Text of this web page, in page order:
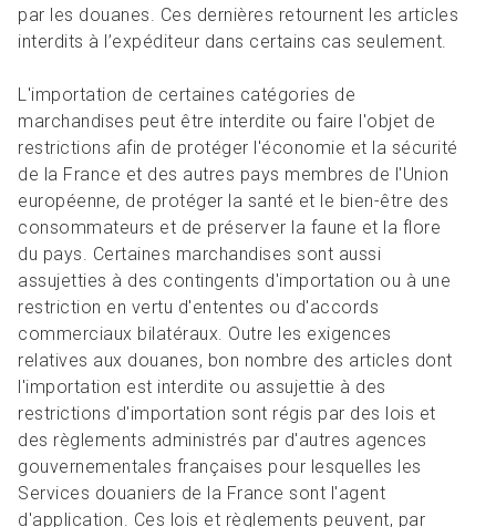
par les douanes. Ces dernières retournent les articles
interdits à l’expéditeur dans certains cas seulement.
L'importation de certaines catégories de
marchandises peut être interdite ou faire l'objet de
restrictions afin de protéger l'économie et la sécurité
de la France et des autres pays membres de l'Union
européenne, de protéger la santé et le bien-être des
consommateurs et de préserver la faune et la flore
du pays. Certaines marchandises sont aussi
assujetties à des contingents d'importation ou à une
restriction en vertu d'ententes ou d'accords
commerciaux bilatéraux. Outre les exigences
relatives aux douanes, bon nombre des articles dont
l'importation est interdite ou assujettie à des
restrictions d'importation sont régis par des lois et
des règlements administrés par d'autres agences
gouvernementales françaises pour lesquelles les
Services douaniers de la France sont l'agent
d'application. Ces lois et règlements peuvent, par